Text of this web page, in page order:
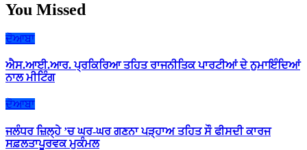
You Missed
ਦੋਆਬਾ
ਐਸ.ਆਈ.ਆਰ. ਪ੍ਰਕਿਰਿਆ ਤਹਿਤ ਰਾਜਨੀਤਿਕ ਪਾਰਟੀਆਂ ਦੇ ਨੁਮਾਇੰਦਿਆਂ
ਨਾਲ ਮੀਟਿੰਗ
ਦੋਆਬਾ
ਜਲੰਧਰ ਜ਼ਿਲ੍ਹੇ ’ਚ ਘਰ-ਘਰ ਗਣਨਾ ਪੜ੍ਹਾਅ ਤਹਿਤ ਸੌ ਫੀਸਦੀ ਕਾਰਜ
ਸਫ਼ਲਤਾਪੂਰਵਕ ਮੁਕੰਮਲ